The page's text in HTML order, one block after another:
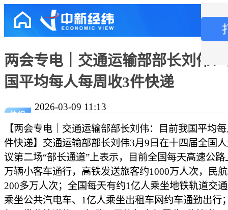
两会专电｜交通运输部部长刘伟
国平均每人每周收3件快递
2026-03-09 11:13
【两会专电｜交通运输部部长刘伟：目前我国平均
件快递】交通运输部部长刘伟3月9日在十四届全国
议第二场“部长通道”上表示，目前全国每天高速公路
万辆小客车通行，高铁发送旅客约1000万人次，民
200多万人次；全国每天有约1亿人乘坐地铁轨道交
乘坐公共汽电车、1亿人乘坐出租车网约车通勤出行